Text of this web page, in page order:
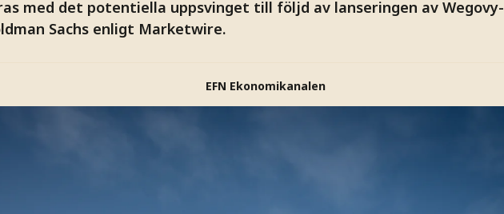
med det potentiella uppsvinget till följd av lanseringen av Wegovy-
Sachs enligt Marketwire.
EFN Ekonomikanalen